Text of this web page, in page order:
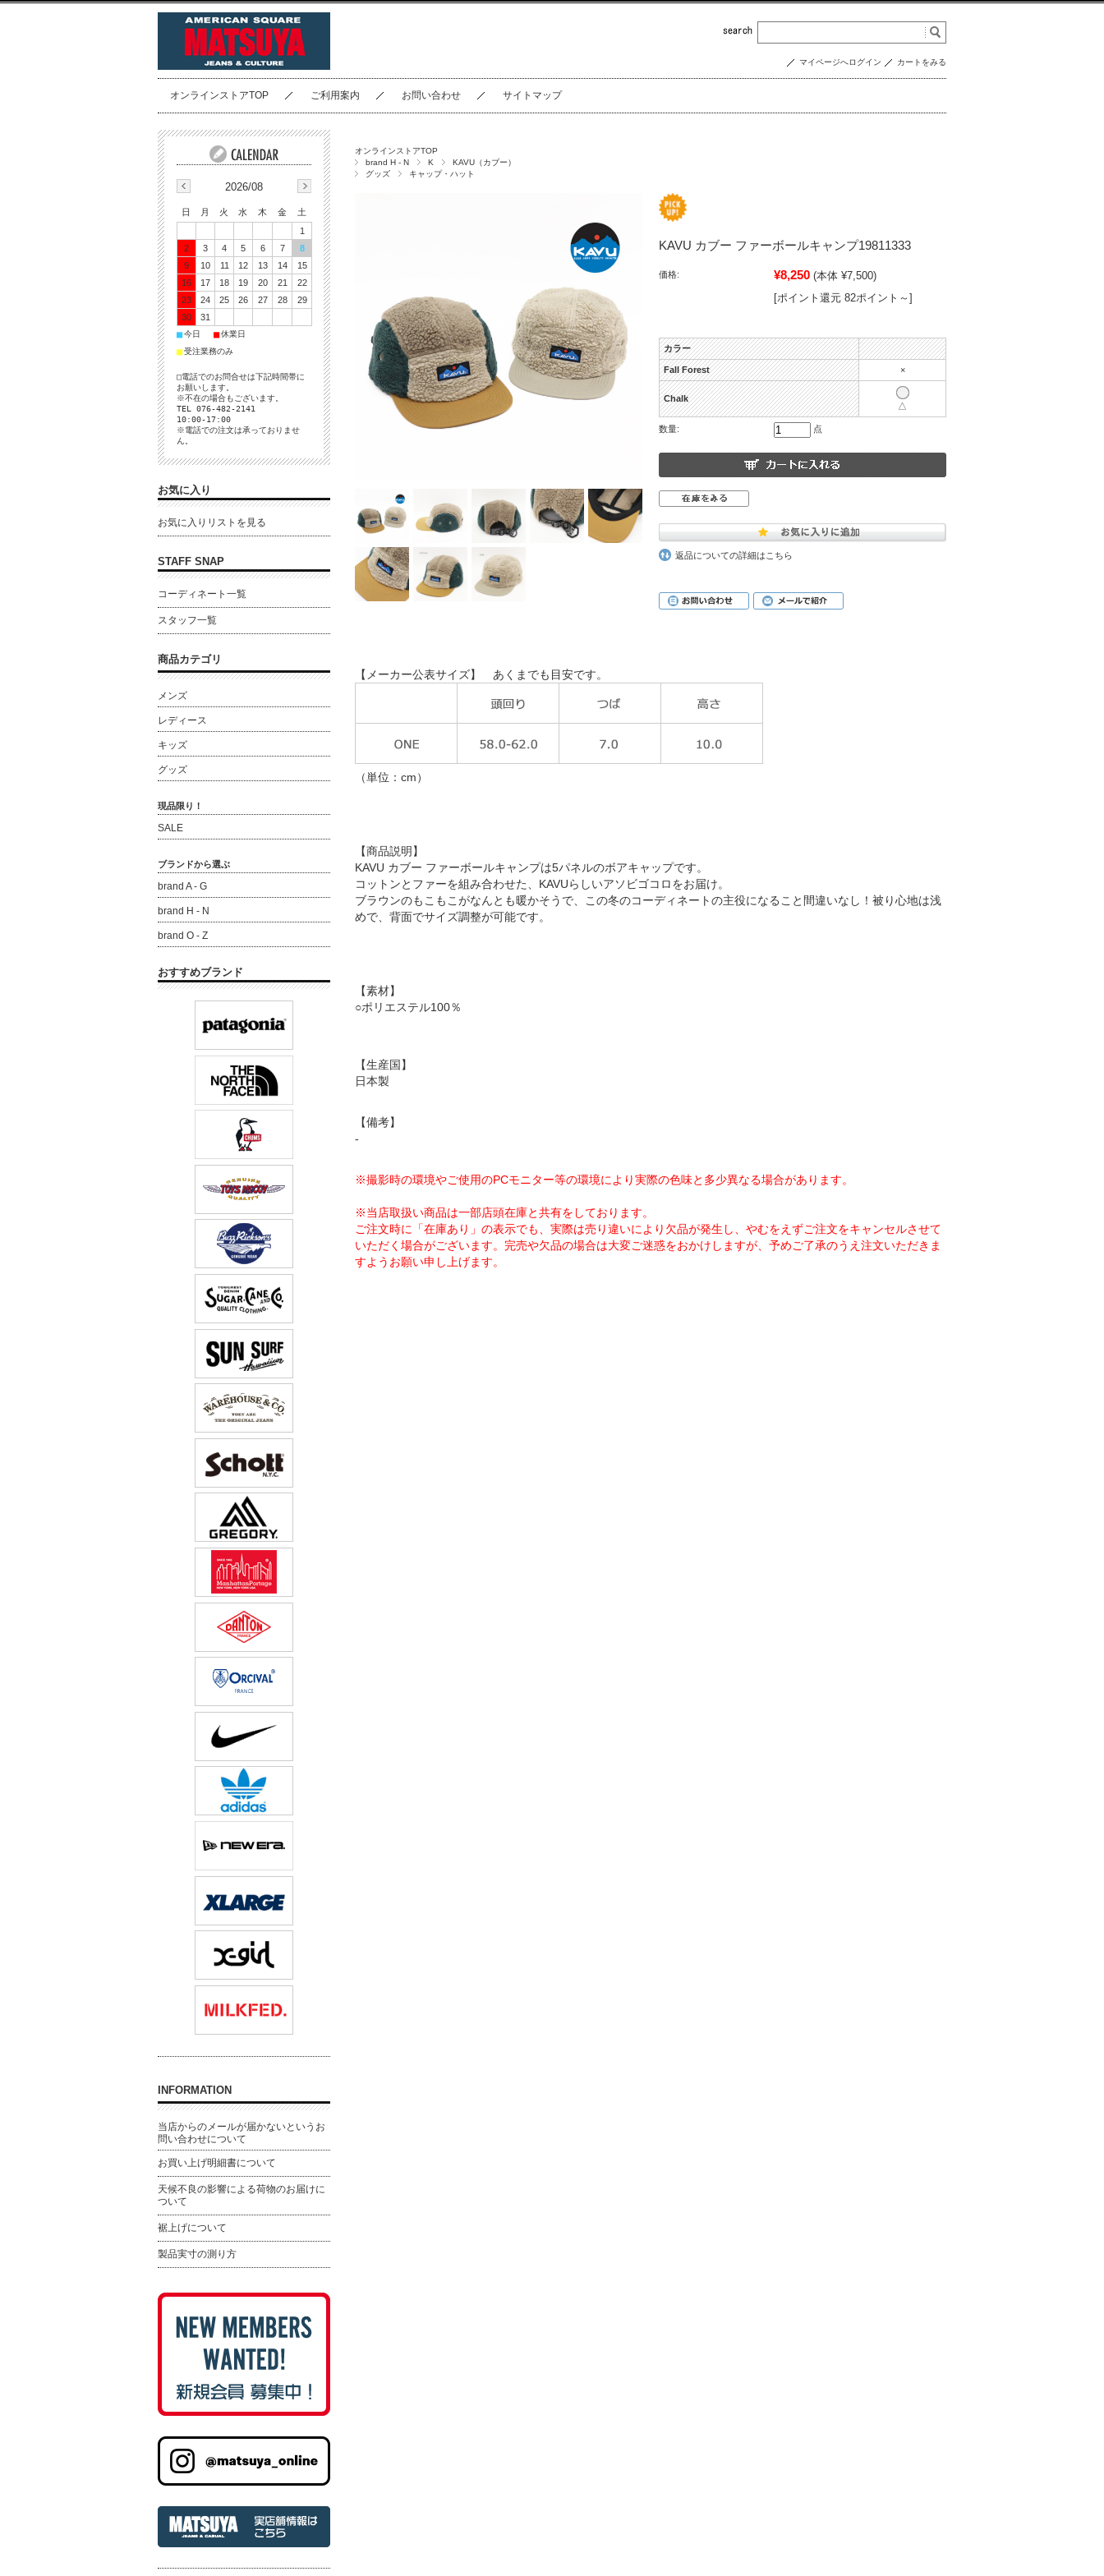
マイページへログイン カートをみる
オンラインストアTOP ご利用案内 お問い合わせ サイトマップ
オンラインストアTOP
brand H - N
K
KAVU（カブー）
グッズ
キャップ・ハット
KAVU カブー ファーボールキャンプ19811333
価格: ¥8,250 (本体 ¥7,500)
[ポイント還元 82ポイント～]
カラー
Fall Forest ×
Chalk
△
数量: 点
返品についての詳細はこちら
【メーカー公表サイズ】 あくまでも目安です。
（単位：cm）
【商品説明】
KAVU カブー ファーボールキャンプは5パネルのボアキャップです。
コットンとファーを組み合わせた、KAVUらしいアソビゴコロをお届け。
ブラウンのもこもこがなんとも暖かそうで、この冬のコーディネートの主役になること間違いなし！被り心地は浅
めで、背面でサイズ調整が可能です。
【素材】
○ポリエステル100％
【生産国】
日本製
【備考】
-
※撮影時の環境やご使用のPCモニター等の環境により実際の色味と多少異なる場合があります。
※当店取扱い商品は一部店頭在庫と共有をしております。
ご注文時に「在庫あり」の表示でも、実際は売り違いにより欠品が発生し、やむをえずご注文をキャンセルさせて
いただく場合がございます。完売や欠品の場合は大変ご迷惑をおかけしますが、予めご了承のうえ注文いただきま
すようお願い申し上げます。
2026/08
日 月 火 水 木 金
土
1
2
3 4 5 6 7
8
9
10 11 12 13 14
15
16
17 18 19 20 21
22
23
24 25 26 27 28
29
30
31
■今日 ■休業日
■受注業務のみ
□電話でのお問合せは下記時間帯に
お願いします。
※不在の場合もございます。
TEL 076-482-2141
10:00-17:00
※電話での注文は承っておりませ
ん。
お気に入り
お気に入りリストを見る
STAFF SNAP
コーディネート一覧
スタッフ一覧
商品カテゴリ
メンズ
レディース
キッズ
グッズ
現品限り！
SALE
ブランドから選ぶ
brand A - G
brand H - N
brand O - Z
おすすめブランド
INFORMATION
当店からのメールが届かないというお
問い合わせについて
お買い上げ明細書について
天候不良の影響による荷物のお届けに
ついて
裾上げについて
製品実寸の測り方